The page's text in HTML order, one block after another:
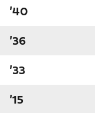
'40
'36
'33
'15